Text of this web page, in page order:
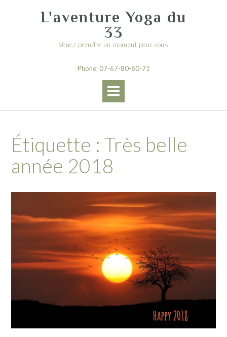
L'aventure Yoga du
33
Venez prendre un moment pour vous
Phone: 07-67-80-60-71
Étiquette : Très belle
année 2018